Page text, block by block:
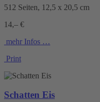
512 Seiten, 12,5 x 20,5 cm
14,– €
mehr Infos …
Print
Schatten Eis